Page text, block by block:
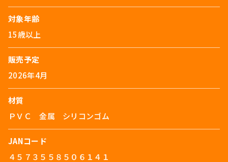
対象年齢
15歳以上
販売予定
2026年4月
材質
ＰＶＣ 金属 シリコンゴム
JANコード
４５７３５５８５０６１４１